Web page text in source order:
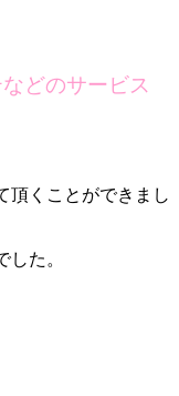
どのサービス
頂くことができまし
た。